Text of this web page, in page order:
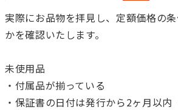
実際にお品物を拝見し、定額価格の
かを確認いたします。
未使用品
・付属品が揃っている
・保証書の日付は発行から2ヶ月以内